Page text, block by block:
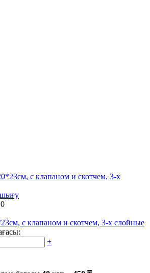
с клапаном и скотчем, 3-х слойные
+